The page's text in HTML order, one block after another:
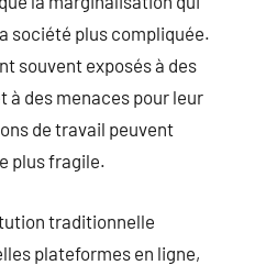
société plus compliquée.
souvent exposés à des
à des menaces pour leur
de travail peuvent
plus fragile.
traditionnelle
plateformes en ligne,